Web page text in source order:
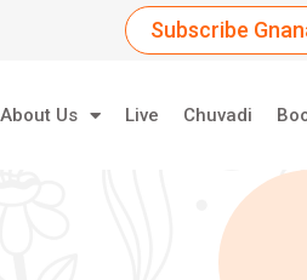
Subscribe
About Us Live Chuvadi